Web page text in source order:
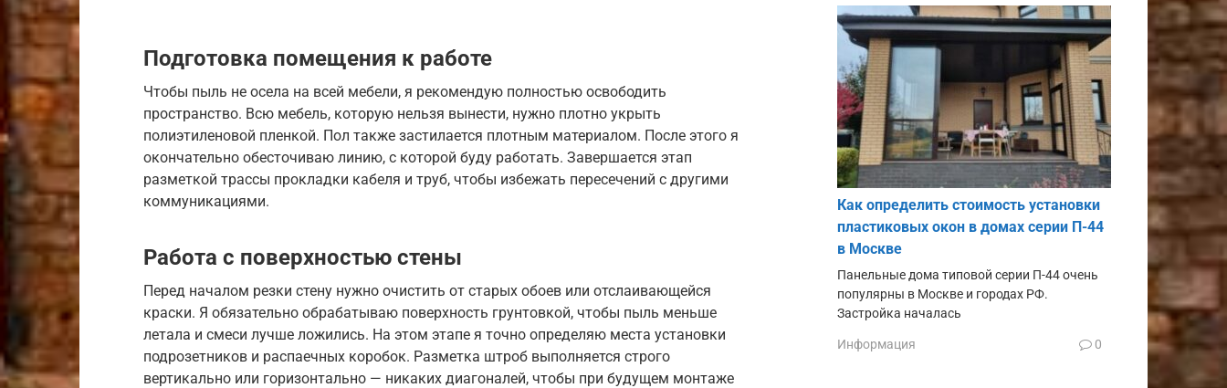
Подготовка помещения к работе
Чтобы пыль не осела на всей мебели, я рекомендую полностью освободить
пространство. Всю мебель, которую нельзя вынести, нужно плотно укрыть
полиэтиленовой пленкой. Пол также застилается плотным материалом. После этого я
окончательно обесточиваю линию, с которой буду работать. Завершается этап
разметкой трассы прокладки кабеля и труб, чтобы избежать пересечений с другими
коммуникациями.
Работа с поверхностью стены
Перед началом резки стену нужно очистить от старых обоев или отслаивающейся
краски. Я обязательно обрабатываю поверхность грунтовкой, чтобы пыль меньше
летала и смеси лучше ложились. На этом этапе я точно определяю места установки
подрозетников и распаечных коробок. Разметка штроб выполняется строго
вертикально или горизонтально — никаких диагоналей, чтобы при будущем монтаже
Как определить стоимость установки
пластиковых окон в домах серии П-44
в Москве
Панельные дома типовой серии П-44 очень
популярны в Москве и городах РФ.
Застройка началась
Информация 0